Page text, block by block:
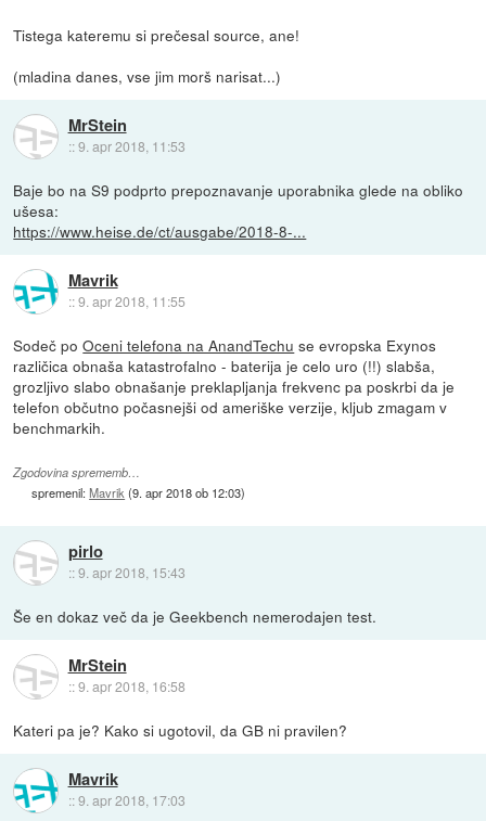
Tistega kateremu si prečesal source, ane!
(mladina danes, vse jim morš narisat...)
MrStein
::9. apr 2018, 11:53
Baje bo na S9 podprto prepoznavanje uporabnika glede na obliko
ušesa:
https://www.heise.de/ct/ausgabe/2018-8-...
Mavrik
::9. apr 2018, 11:55
Sodeč poOceni telefona na AnandTechu se evropska Exynos
različica obnaša katastrofalno - baterija je celo uro (!!) slabša,
grozljivo slabo obnašanje preklapljanja frekvenc pa poskrbi da je
telefon občutno počasnejši od ameriške verzije, kljub zmagam v
benchmarkih.
Zgodovina sprememb…
spremenil:Mavrik (9. apr 2018 ob 12:03)
pirlo
::9. apr 2018, 15:43
Še en dokaz več da je Geekbench nemerodajen test.
MrStein
::9. apr 2018, 16:58
Kateri pa je? Kako si ugotovil, da GB ni pravilen?
Mavrik
::9. apr 2018, 17:03